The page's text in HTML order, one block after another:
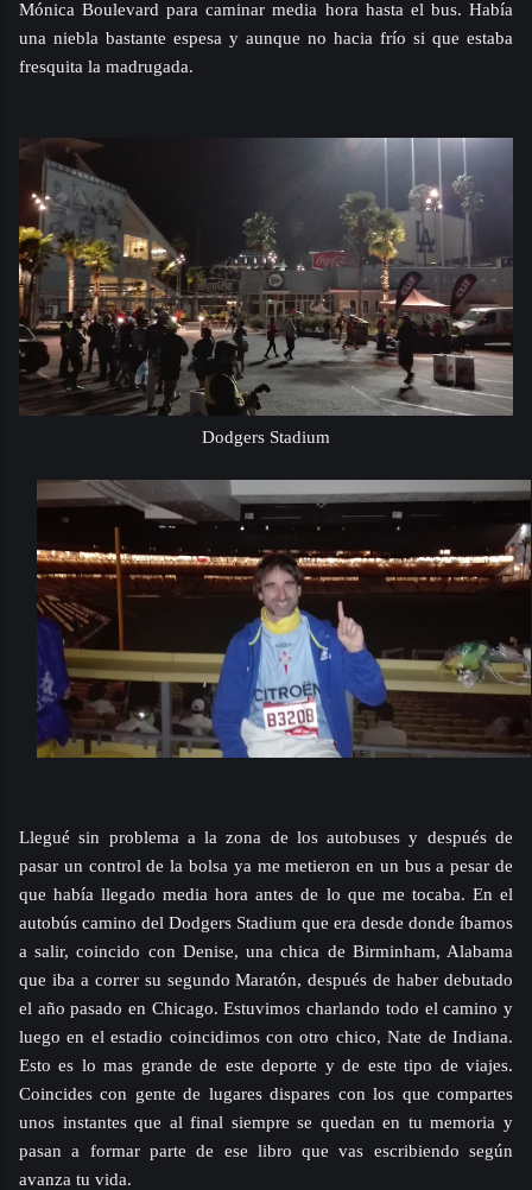
Mónica Boulevard para caminar media hora hasta el bus. Había
una niebla bastante espesa y aunque no hacia frío si que estaba
fresquita la madrugada.
Dodgers Stadium
Llegué sin problema a la zona de los autobuses y después de
pasar un control de la bolsa ya me metieron en un bus a pesar de
que había llegado media hora antes de lo que me tocaba. En el
autobús camino del Dodgers Stadium que era desde donde íbamos
a salir, coincido con Denise, una chica de Birminham, Alabama
que iba a correr su segundo Maratón, después de haber debutado
el año pasado en Chicago. Estuvimos charlando todo el camino y
luego en el estadio coincidimos con otro chico, Nate de Indiana.
Esto es lo mas grande de este deporte y de este tipo de viajes.
Coincides con gente de lugares dispares con los que compartes
unos instantes que al final siempre se quedan en tu memoria y
pasan a formar parte de ese libro que vas escribiendo según
avanza tu vida.